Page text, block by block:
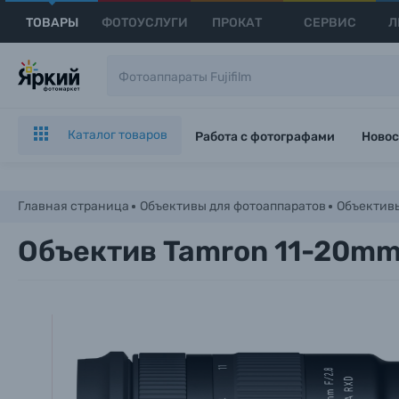
ТОВАРЫ ФОТОУСЛУГИ ПРОКАТ СЕРВИС
Каталог товаров Работа с фотографами
Главная страница Объективы для фотоаппаратов
Объектив Tamron 11-